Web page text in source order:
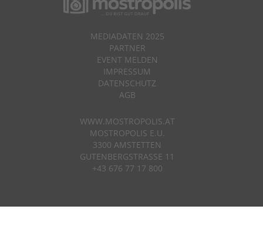
MEDIADATEN 2025
PARTNER
EVENT MELDEN
IMPRESSUM
DATENSCHUTZ
AGB
WWW.MOSTROPOLIS.AT
MOSTROPOLIS E.U.
3300 AMSTETTEN
GUTENBERGSTRASSE 11
+43 676 77 17 800